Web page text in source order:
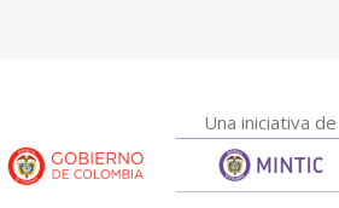
Una iniciativa de